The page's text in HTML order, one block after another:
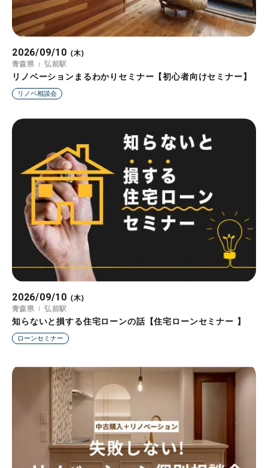
2026/09/10 (木)
青森県
弘前駅
リノベーションまるわかりセミナー【初心者向けセミナー】
リノベ相談会
2026/09/10 (木)
青森県
弘前駅
知らないと損する住宅ローンの話【住宅ローンセミナー 】
ローンセミナー